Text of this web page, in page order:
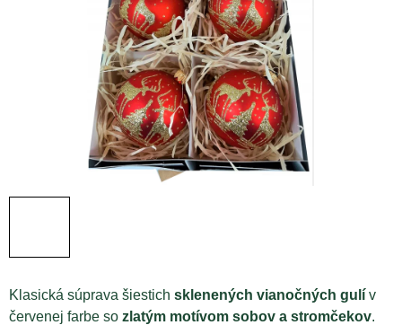
Klasická súprava šiestich sklenených vianočných gulí v
červenej farbe so zlatým motívom sobov a stromčekov.